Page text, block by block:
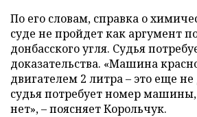
По его словам, справка о
суде не пройдет как аргумент
донбасского угля. Судья
доказательства. «Машина
двигателем 2 литра – это еще не
судья потребует номер машины,
нет», – поясняет Корольчук.